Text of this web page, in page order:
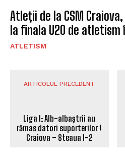
Atleții de la CSM
la finala U20 de atletism
ATLETISM
ARTICOLUL PRECEDENT
Liga 1: Alb-albaștrii au